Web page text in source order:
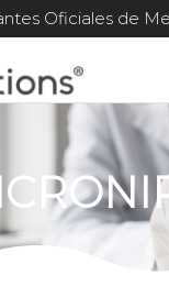
Oficiales de